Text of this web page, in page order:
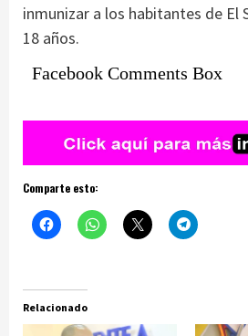
inmunizar a los habitantes de El
18 años.
Facebook Comments Box
Comparte esto:
Relacionado